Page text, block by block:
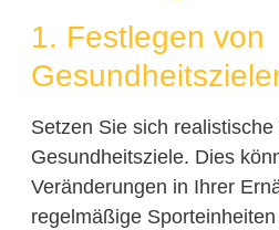
1. Festlegen von
Setzen Sie sich
Gesundheitsziele. Dies
Veränderungen in Ihrer
regelmäßige